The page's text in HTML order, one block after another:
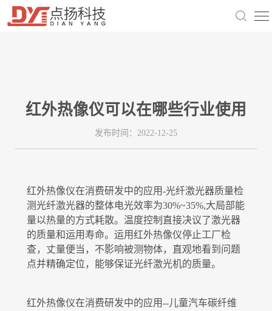
产品中心
PCB电路分析仪
手机热成像
望远镜热成像
建筑检查
生物观察
公司动态
技术支持
用户手册
人才招聘
联系我们
红外热像仪可以在哪些行业使用
发布时间：2022-12-25
红外热像仪在消费研发中的应用-光纤激光器质量检
测光纤激光器的整体电光效率为30%~35%,大局部能
量以热量的方式耗散。温度控制直接决议了激光器
的质量和运用寿命。运用红外热像仪停止工厂检
查，丈量便当，不影响被测物体，直观地看到问题
点并精确定位，能够保证光纤激光机的质量。
红外热像仪在消费研发中的应用--儿童汽车碳纤维